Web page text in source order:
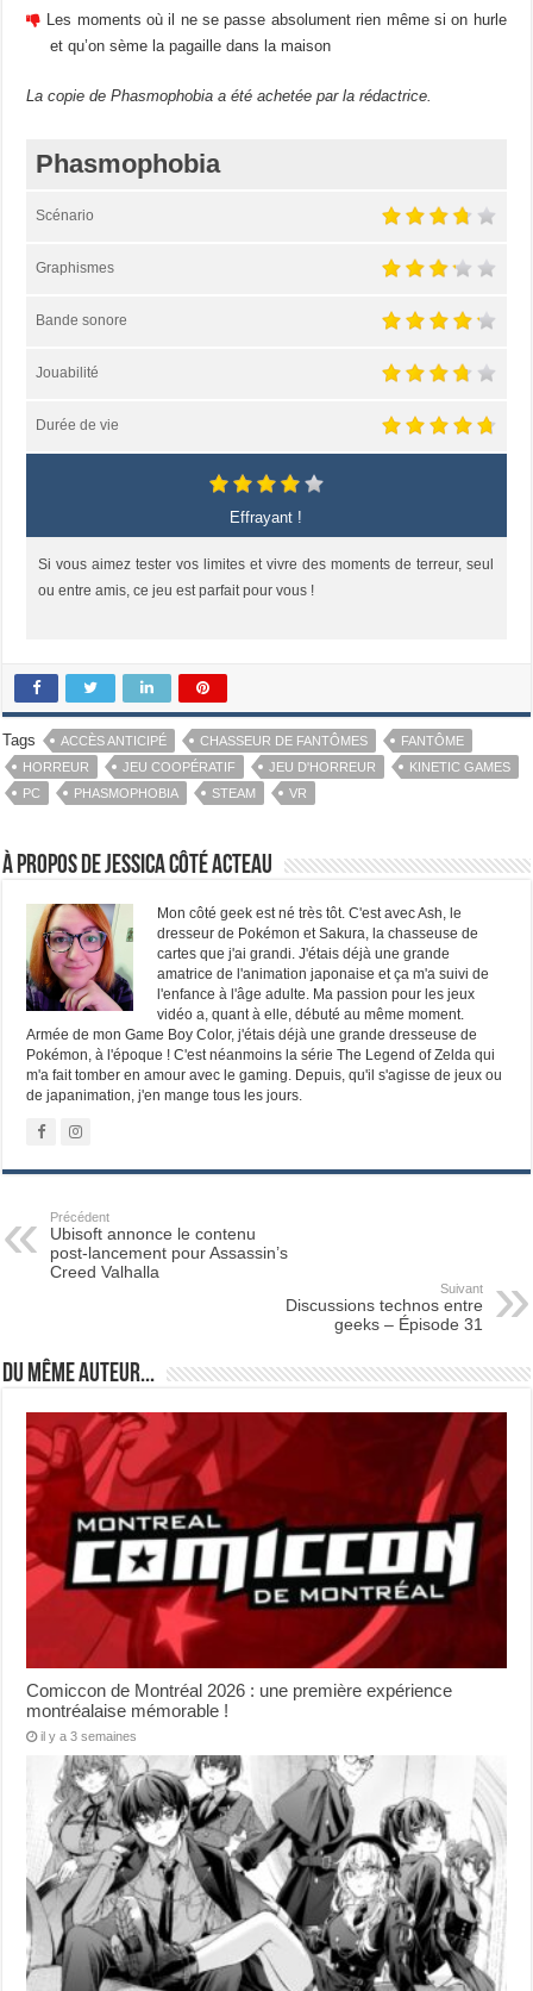
Les moments où il ne se passe absolument rien même si on hurle
et qu’on sème la pagaille dans la maison
La copie de Phasmophobia a été achetée par la rédactrice.
Phasmophobia
Scénario
Graphismes
Bande sonore
Jouabilité
Durée de vie
Effrayant !
Si vous aimez tester vos limites et vivre des moments de terreur, seul
ou entre amis, ce jeu est parfait pour vous !
Tags ACCÈS ANTICIPÉ CHASSEUR DE FANTÔMES
FANTÔME
HORREUR
JEU COOPÉRATIF JEU D'HORREUR
KINETIC GAMES
PC
PHASMOPHOBIA STEAM VR
À propos de Jessica Côté Acteau
Mon côté geek est né très tôt. C'est avec Ash, le
dresseur de Pokémon et Sakura, la chasseuse de
cartes que j'ai grandi. J'étais déjà une grande
amatrice de l'animation japonaise et ça m'a suivi de
l'enfance à l'âge adulte. Ma passion pour les jeux
vidéo a, quant à elle, débuté au même moment.
Armée de mon Game Boy Color, j'étais déjà une grande dresseuse de
Pokémon, à l'époque ! C'est néanmoins la série The Legend of Zelda qui
m'a fait tomber en amour avec le gaming. Depuis, qu'il s'agisse de jeux ou
de japanimation, j'en mange tous les jours.
Précédent
Ubisoft annonce le contenu
post-lancement pour Assassin’s
Creed Valhalla
Suivant
Discussions technos entre
geeks – Épisode 31
Du même auteur...
Comiccon de Montréal 2026 : une première expérience
montréalaise mémorable !
il y a 3 semaines